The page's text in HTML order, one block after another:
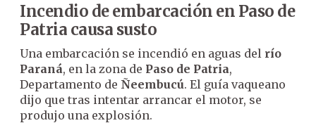
Incendio de embarcación en Paso de
Patria causa susto
Una embarcación se incendió en aguas del río
Paraná, en la zona de Paso de Patria,
Departamento de Ñeembucú. El guía vaqueano
dijo que tras intentar arrancar el motor, se
produjo una explosión.